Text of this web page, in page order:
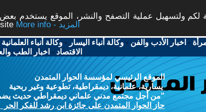
لكم ولتسهيل عملية التصفح والنشر، الموقع يستخدم
More info - المزيد
- اخبار الأدب والفن -وكالة أنباء اليسار -وكالة أنباء العلمانية
الاقتصاد - اخبار الطب
الموقع الرئيسي لمؤسسة الحوار المتمدن
يسارية، علمانية، ديمقراطية، تطوعية وغير ربحية
"من أجل مجتمع مدني علماني ديمقراطي حديث يضمن
حاز الحوار المتمدن على جائزة ابن رشد للفكر الحر